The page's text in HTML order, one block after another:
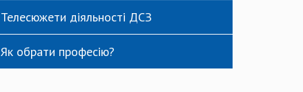
Телесюжети діяльності ДСЗ
Як обрати професію?